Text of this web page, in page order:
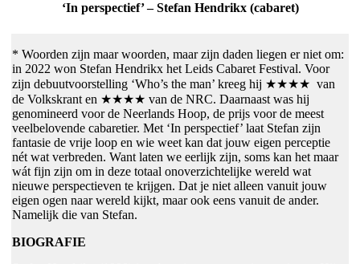
‘In perspectief’ – Stefan Hendrikx (cabaret)
* Woorden zijn maar woorden, maar zijn daden liegen er niet om:
in 2022 won Stefan Hendrikx het Leids Cabaret Festival. Voor
zijn debuutvoorstelling ‘Who’s the man’ kreeg hij ★★★★ van
de Volkskrant en ★★★★ van de NRC. Daarnaast was hij
genomineerd voor de Neerlands Hoop, de prijs voor de meest
veelbelovende cabaretier. Met ‘In perspectief’ laat Stefan zijn
fantasie de vrije loop en wie weet kan dat jouw eigen perceptie
nét wat verbreden. Want laten we eerlijk zijn, soms kan het maar
wát fijn zijn om in deze totaal onoverzichtelijke wereld wat
nieuwe perspectieven te krijgen. Dat je niet alleen vanuit jouw
eigen ogen naar wereld kijkt, maar ook eens vanuit de ander.
Namelijk die van Stefan.
BIOGRAFIE